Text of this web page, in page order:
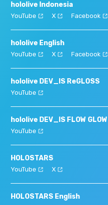
hololive Indonesia
YouTube X Facebook
hololive English
YouTube X Facebook
hololive DEV_IS ReGLOSS
YouTube
hololive DEV_IS FLOW GLOW
YouTube
HOLOSTARS
YouTube X
HOLOSTARS English